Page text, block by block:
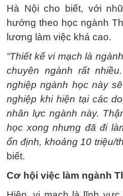
Hà Nội cho biết, với
hướng theo học ngành
lương làm việc khá cao.
“Thiết kế vi mạch là
chuyên ngành rất
nghiệp ngành học này
nghiệp khi hiện tại các
nhân lực ngành này.
học xong nhưng đã đi
ổn định, khoảng 10 triệu/
biết.
Cơ hội việc làm ngành